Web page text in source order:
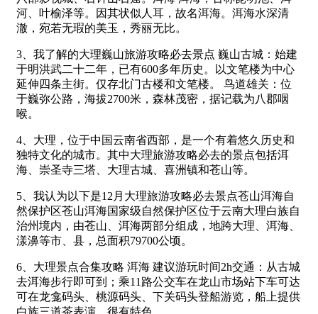
河、叶榆泽等。因其状似人耳，故名洱海。洱海水深清
澈，宛若无瑕的美玉，秀丽无比。
3、我了解的大理巍山旅游攻略必去景点 巍山古城：始建
于明洪武二十二年，已有600多年历史。以文笔楼为中心
延伸四条主街。仅存北门古楼和文笔楼。 鸟道雄关：位
于巍弥公路，海拔2700米，森林茂密，据记载为八郡咽
喉。
4、大理，位于中国云南省西部，是一个有着悠久历史和
独特文化的城市。其中大理旅游攻略必去的景点包括洱
海、崇圣寺三塔、大理古城、喜洲镇和苍山等。
5、我认为以下是12月大理旅游攻略必去景点苍山洱海自
然保护区苍山洱海国家级自然保护区位于云南大理白族自
治州境内，由苍山、洱海两部分组成，地跨大理、洱海、
漾濞等市、县，总面积79700公顷。
6、大理景点合集攻略 洱海 建议游玩时间2h交通：从古城
去洱海步行即可到；乘11路公交车在龙山市场站下车可达
可在龙龛码头、桃源码头、下关码头登船游览，船上提供